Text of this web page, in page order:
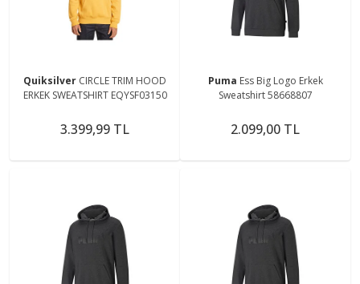
Quiksilver CIRCLE TRIM HOOD
ERKEK SWEATSHIRT EQYSF03150
3.399,99 TL
Puma Ess Big Logo Erkek
Sweatshirt 58668807
2.099,00 TL